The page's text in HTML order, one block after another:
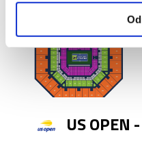
US OPEN